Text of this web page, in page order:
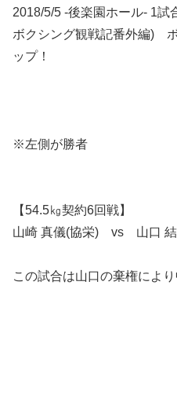
2018/5/5 -後楽園ホール- 1試
ボクシング観戦記番外編)
ップ！
※左側が勝者
【54.5㎏契約6回戦】
山崎 真儀(協栄) vs 山口 結
この試合は山口の棄権により